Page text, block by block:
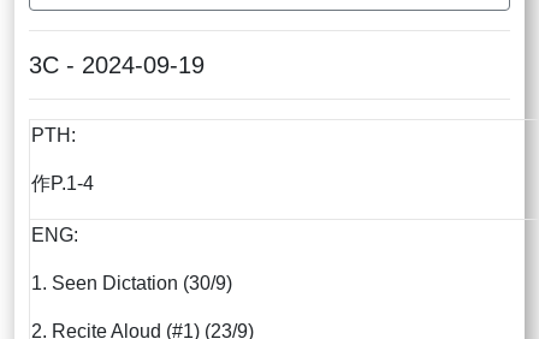
3C - 2024-09-19
PTH:
作P.1-4
ENG:
1. Seen Dictation (30/9)
2. Recite Aloud (#1) (23/9)